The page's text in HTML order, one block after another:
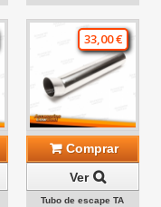
33,00 €
Comprar
Ver
Tubo de escape TA